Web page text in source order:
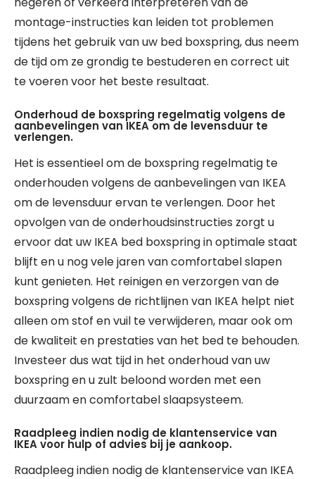
montage-instructies kan leiden tot problemen
tijdens het gebruik van uw bed boxspring, dus neem
de tijd om ze grondig te bestuderen en correct uit
te voeren voor het beste resultaat.
Onderhoud de boxspring regelmatig volgens de
aanbevelingen van IKEA om de levensduur te
verlengen.
Het is essentieel om de boxspring regelmatig te
onderhouden volgens de aanbevelingen van IKEA
om de levensduur ervan te verlengen. Door het
opvolgen van de onderhoudsinstructies zorgt u
ervoor dat uw IKEA bed boxspring in optimale staat
blijft en u nog vele jaren van comfortabel slapen
kunt genieten. Het reinigen en verzorgen van de
boxspring volgens de richtlijnen van IKEA helpt niet
alleen om stof en vuil te verwijderen, maar ook om
de kwaliteit en prestaties van het bed te behouden.
Investeer dus wat tijd in het onderhoud van uw
boxspring en u zult beloond worden met een
duurzaam en comfortabel slaapsysteem.
Raadpleeg indien nodig de klantenservice van
IKEA voor hulp of advies bij je aankoop.
Raadpleeg indien nodig de klantenservice van IKEA